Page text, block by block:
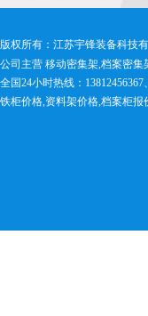
版权所有：江苏宇锋装备科技
公司主营 移动密集架,档案密
全国24小时热线：
铁柜价格,资料架价格,档案柜